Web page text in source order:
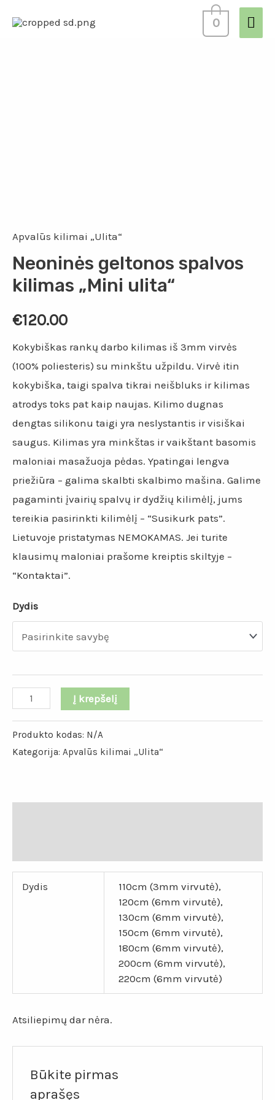
0
Apvalūs kilimai „Ulita“
Neoninės geltonos spalvos
kilimas „Mini ulita“
€120.00
Kokybiškas rankų darbo kilimas iš 3mm virvės
(100% poliesteris) su minkštu užpildu. Virvė itin
kokybiška, taigi spalva tikrai neišbluks ir kilimas
atrodys toks pat kaip naujas. Kilimo dugnas
dengtas silikonu taigi yra neslystantis ir visiškai
saugus. Kilimas yra minkštas ir vaikštant basomis
maloniai masažuoja pėdas. Ypatingai lengva
priežiūra – galima skalbti skalbimo mašina. Galime
pagaminti įvairių spalvų ir dydžių kilimėlį, jums
tereikia pasirinkti kilimėlį – “Susikurk pats”.
Lietuvoje pristatymas NEMOKAMAS. Jei turite
klausimų maloniai prašome kreiptis skiltyje –
“Kontaktai”.
Dydis
Į krepšelį
Produkto kodas: N/A
Kategorija: Apvalūs kilimai „Ulita“
Dydis
110cm (3mm virvutė),
120cm (6mm virvutė),
130cm (6mm virvutė),
150cm (6mm virvutė),
180cm (6mm virvutė),
200cm (6mm virvutė),
220cm (6mm virvutė)
Atsiliepimų dar nėra.
Būkite pirmas
aprašęs